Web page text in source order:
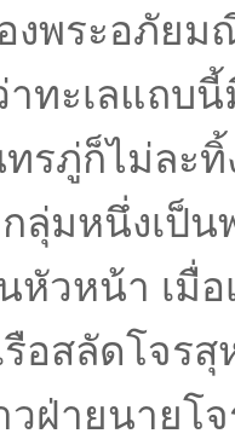
งพระอภัย
ทะเลแถบ
รภู่ก็ไม่ละ
ลุ่มหนึ่งเป็
หัวหน้า เมื่
อสลัดโจร
วฝ่ายนายโ